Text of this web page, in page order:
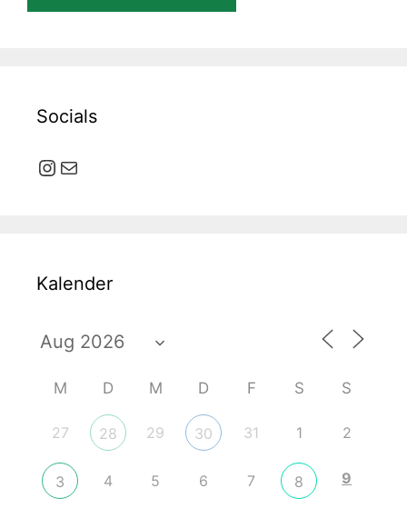
Socials
Instagram
E-Mail
Kalender
M D M D F S S
27 28 29 30 31 1 2
3 4 5 6 7 8 9